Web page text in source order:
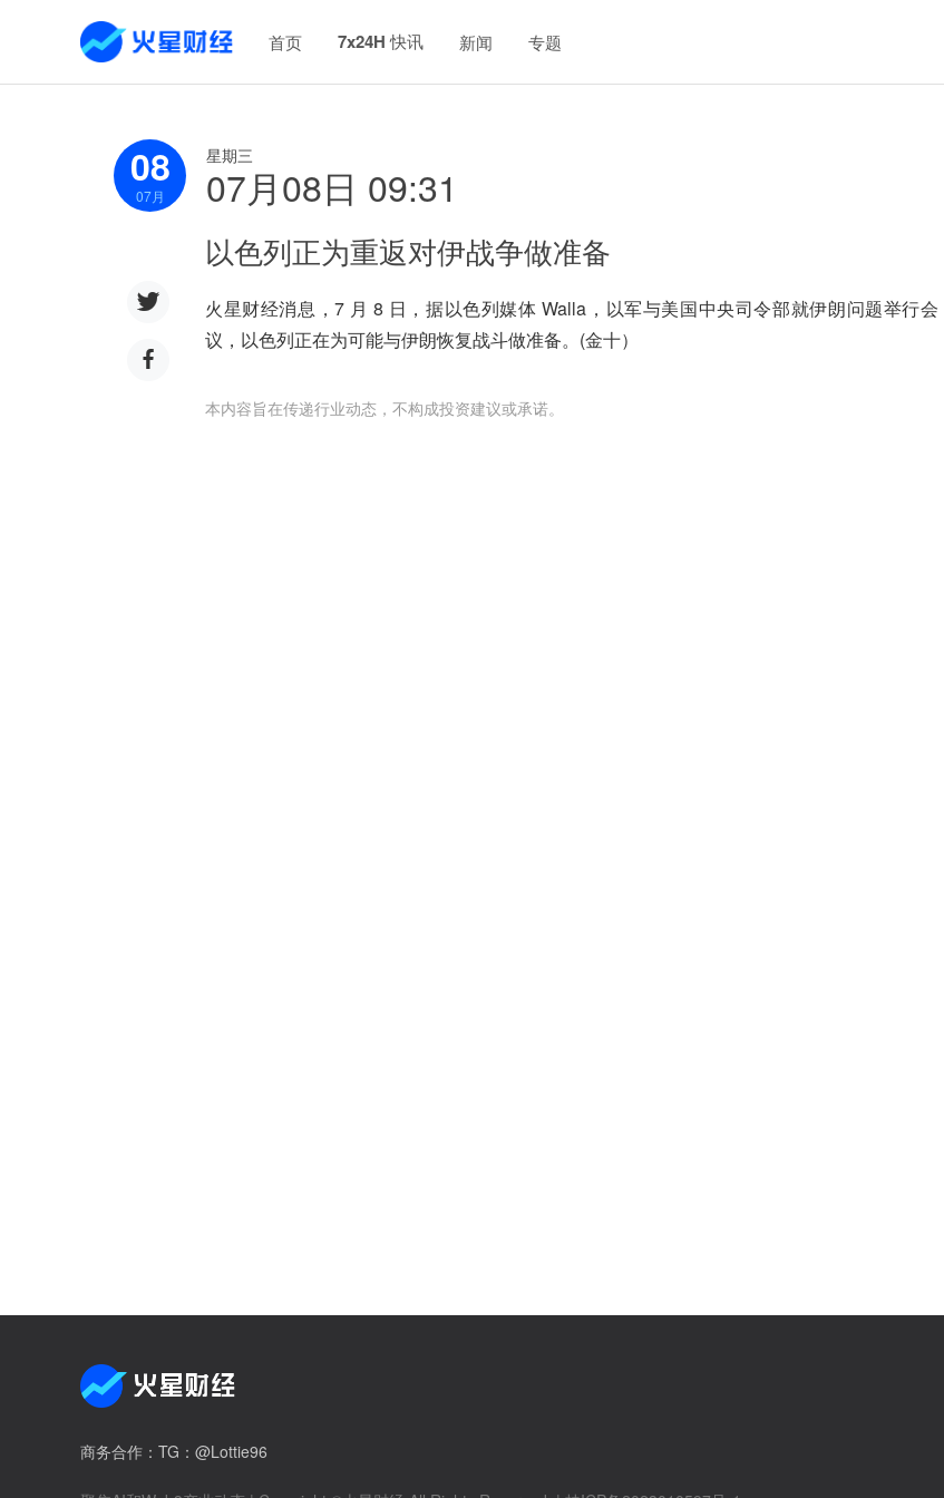
首页 7x24H 快讯 新闻 专题
08
07月
星期三
07月08日 09:31
以色列正为重返对伊战争做准备
火星财经消息，7 月 8 日，据以色列媒体 Walla，以军与美国中央司令部就伊朗问题举行会
议，以色列正在为可能与伊朗恢复战斗做准备。(金十）
本内容旨在传递行业动态，不构成投资建议或承诺。
商务合作 ：TG：@Lottie96